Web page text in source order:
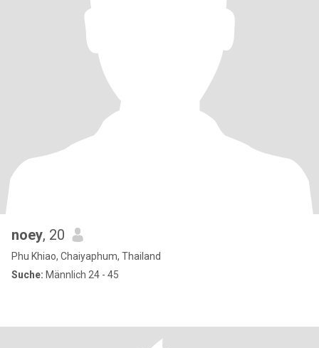
noey, 20
Phu Khiao, Chaiyaphum, Thailand
Suche: Männlich 24 - 45